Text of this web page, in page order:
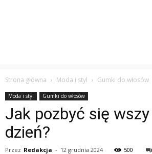
Strona główna Moda i styl Gumki do włosów
Moda i styl Gumki do włosów
Jak pozbyć się wszy
dzień?
Przez Redakcja - 12 grudnia 2024 500